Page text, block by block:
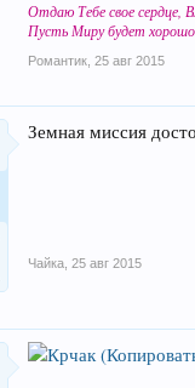
Отдаю Тебе свое сердце,
Пусть Миру будет
Романтик 25 авг 2015
Земная миссия
Чайка 25 авг 2015